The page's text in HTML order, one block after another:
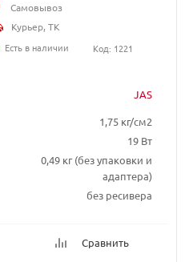
JAS
1,75 кг/см2
19 Вт
0,49 кг (без упаковки и
адаптера)
без ресивера
Сравнить
Самовывоз
Курьер, ТК
Есть в наличии
Код: 1221